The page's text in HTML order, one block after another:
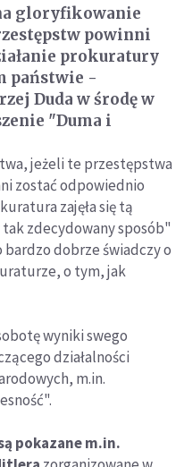
gloryfikowanie
powinni
prokuratury
państwie -
Duda w środę w
"Duma i
jeżeli te przestępstwa
zostać odpowiednio
zajęła się tą
zdecydowany sposób"
bardzo dobrze świadczy o
o tym, jak
wyniki swego
działalności
m.in.
pokazane m.in.